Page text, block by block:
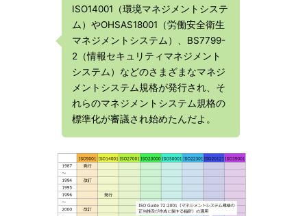
ISO14001（環境マネジメントシステ
ム）やOHSAS18001（労働安全衛生
マネジメントシステム）、BS7799-
2（情報セキュリティマネジメント
システム）などのさまざまなマネジ
メントシステム規格が発行され、そ
れらのマネジメントシステム規格の
標準化が審議され始めたんだよ。